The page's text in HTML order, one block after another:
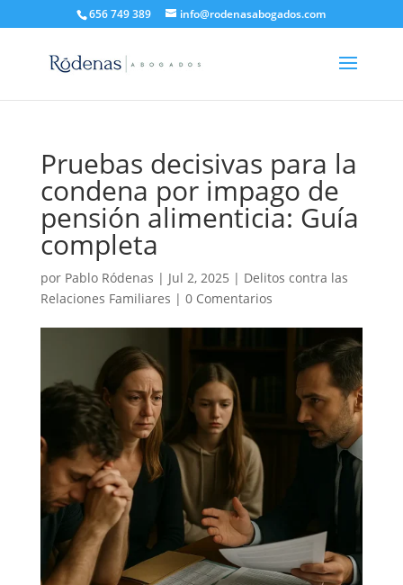
656 749 389 info@rodenasabogados.com
Pruebas decisivas para la
condena por impago de
pensión alimenticia: Guía
completa
por Pablo Ródenas | Jul 2, 2025 | Delitos contra las
Relaciones Familiares | 0 Comentarios